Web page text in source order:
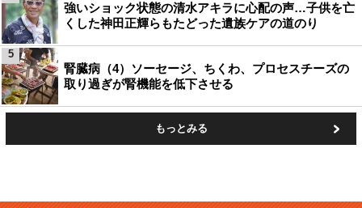
強いショック状態の清水アキラに心配の声…子供を亡
くした神田正輝らもたどった遺族ケアの道のり
腎臓病（4）ソーセージ、ちくわ、プロセスチーズの
取り過ぎが腎機能を低下させる
5
もっとみる